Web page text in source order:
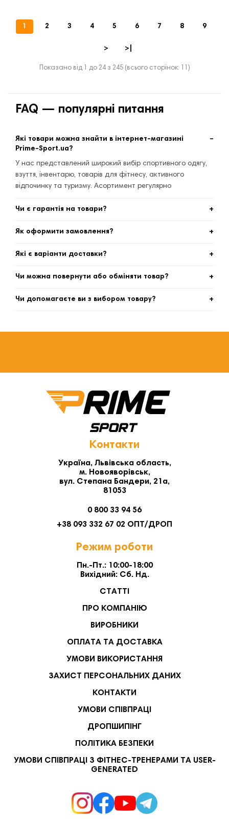
1 2 3 4 5 6 7 8 9
> >|
Показано від 1 до 24 з 245 (всього сторінок: 11)
FAQ — популярні питання
Які товари можна знайти в інтернет-магазині
Prime-Sport.ua?
У нас представлений широкий вибір спортивного одягу,
взуття, інвентарю, товарів для фітнесу, активного
відпочинку та туризму. Асортимент регулярно
Чи є гарантія на товари?
Термін гарантії залежить від конкретного продукту та
Як оформити замовлення?
дані та обрати спосіб оплати й доставки. Замовлення
залежно від обраного способу.
Які є варіанти доставки?
доставки. Можлива адресна доставка або отримання у
Чи можна повернути або обміняти товар?
відповідно до законодавства України. Важливо, щоб
Чи допомагаєте ви з вибором товару?
Контакти
Україна, Львівська область,
м. Новояворівськ,
вул. Степана Бандери, 21а,
81053
0 800 33 94 56
+38 093 332 67 02 ОПТ/ДРОП
Режим роботи
Пн.-Пт.: 10:00-18:00
Вихідний: Сб. Нд.
СТАТТІ
ПРО КОМПАНІЮ
ВИРОБНИКИ
ОПЛАТА ТА ДОСТАВКА
УМОВИ ВИКОРИСТАННЯ
ЗАХИСТ ПЕРСОНАЛЬНИХ ДАНИХ
КОНТАКТИ
УМОВИ СПІВПРАЦІ
ДРОПШИПІНГ
ПОЛІТИКА БЕЗПЕКИ
УМОВИ СПІВПРАЦІ З ФІТНЕС-ТРЕНЕРАМИ ТА USER-
GENERATED